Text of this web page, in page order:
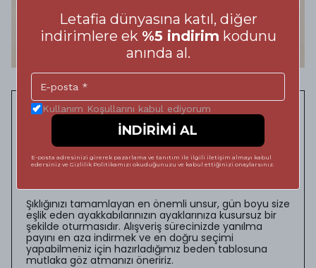
Adımlarınızda Kusursuz
Konfor: Doğru Ayakkabı
Numarası Rehberi
Şıklığınızı tamamlayan en önemli unsur, gün boyu size
eşlik eden ayakkabılarınızın ayaklarınıza kusursuz bir
şekilde oturmasıdır. Alışveriş sürecinizde yanılma
payını en aza indirmek ve en doğru seçimi
yapabilmeniz için hazırladığımız beden tablosuna
mutlaka göz atmanızı öneririz.
Letafia dünyasına katıl, diğer
indirimlere ek %5 indirim kodunu
anında al.
Kullanım Koşullarını kabul ediyorum
İNDİRİMİ AL
E-posta adresinizi girerek pazarlama ve tanıtım ile ilgili iletişim almayı kabul
edersiniz ve Gizlilik Politikamızı okuduğunuzu ve kabul ettiğinizi onaylarsınız.